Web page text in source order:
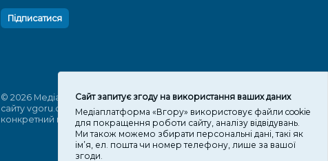
Підписатися
© 2026 Медіаплатформа "Вгору". Використання матеріалів
сайту vgoru.org лише за умови активного посилання на
конкретний матеріал не нижче другого абзацу.
Cайт запитує згоду на використання ваших даних
Медіаплатформа «Вгору» використовує файли cookie
для покращення роботи сайту, аналізу відвідувань.
Ми також можемо збирати персональні дані, такі як
ім’я, ел. пошта чи номер телефону, лише за вашої
згоди.